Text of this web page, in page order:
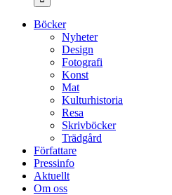
Böcker
Nyheter
Design
Fotografi
Konst
Mat
Kulturhistoria
Resa
Skrivböcker
Trädgård
Författare
Pressinfo
Aktuellt
Om oss